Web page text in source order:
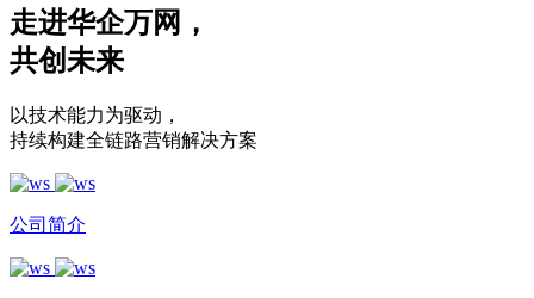
走进华企万网 ，
共创未来
以技术能力为驱动 ，
持续构建全链路营销解决方案
公司简介